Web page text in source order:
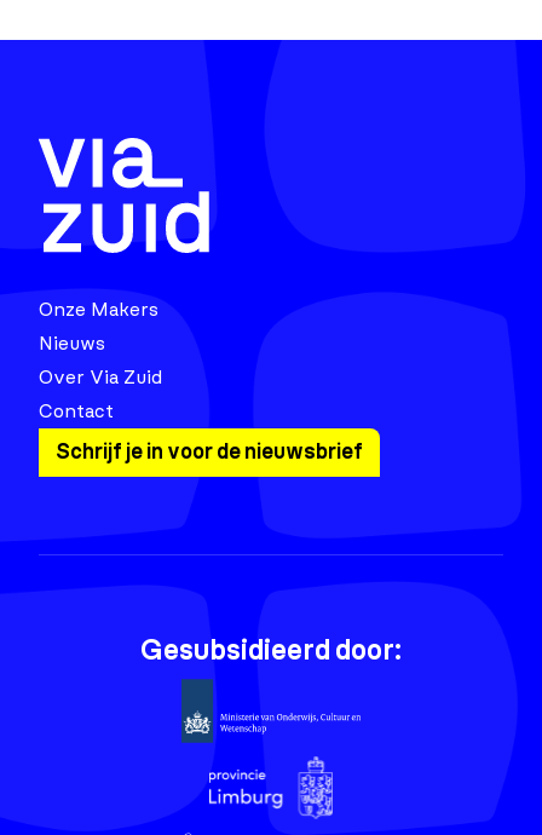
Onze Makers
Nieuws
Over Via Zuid
Contact
Schrijf je in voor de nieuwsbrief
Gesubsidieerd door: